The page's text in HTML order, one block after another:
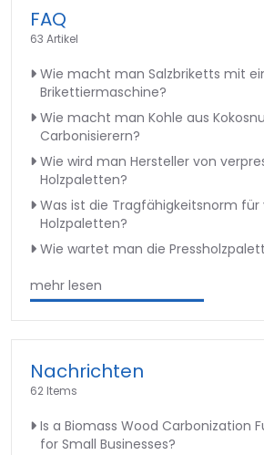
FAQ
63 Artikel
Wie macht man Salzbriketts mit
Brikettiermaschine?
Wie macht man Kohle aus
Carbonisierern?
Wie wird man Hersteller von
Holzpaletten?
Was ist die Tragfähigkeitsnorm für
Holzpaletten?
Wie wartet man die
mehr lesen
Nachrichten
62 Items
Is a Biomass Wood Carbonization
for Small Businesses?